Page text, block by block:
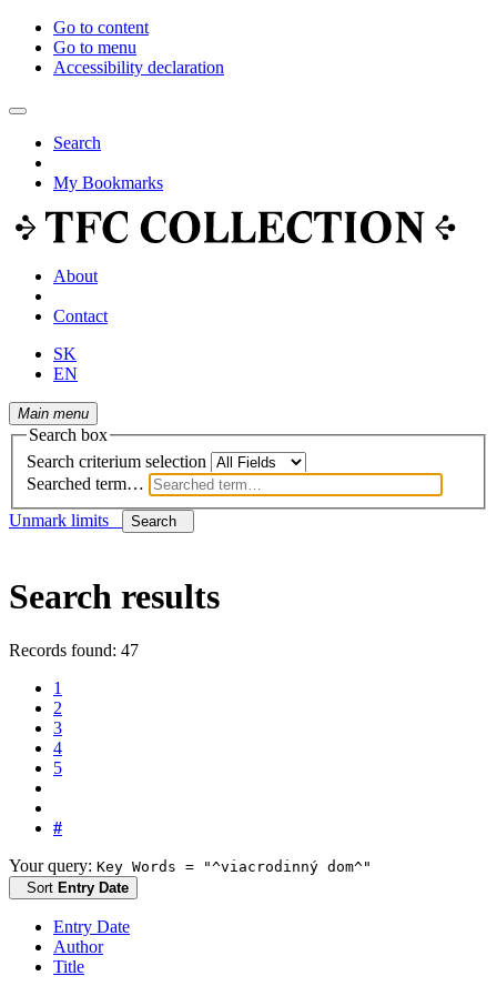
Go to content
Go to menu
Accessibility declaration
Search
My Bookmarks
About
Contact
SK
EN
Main menu
Search box
Search criterium selection
Searched term…
Unmark limits
Search
Search results
Records found: 47
1
2
3
4
5
#
Your query: Key Words = "^viacrodinný dom^"
Sort Entry Date
Entry Date
Author
Title